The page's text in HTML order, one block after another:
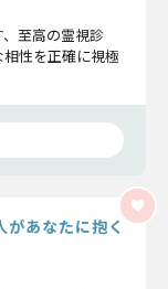
至高の霊視診
性を正確に視極
あなたに抱く